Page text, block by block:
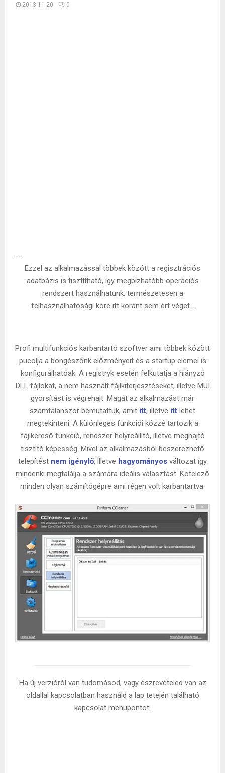
2013-11-20 0
--
Ezzel az alkalmazással többek között a regisztrációs
adatbázis is tisztítható, így megbízhatóbb operációs
rendszert használhatunk, természetesen a
felhasználhatósági köre itt koránt sem ért véget…
Profi multifunkciós karbantartó szoftver ami többek között
pucolja a böngészőnk előzményeit és a startup elemei is
konfigurálhatóak. A registryk esetén felkutatja a hiányzó
DLL fájlokat, a nem használt fájlkiterjesztéseket, illetve MUI
gyorsítást is végrehajt. Magát az alkalmazást már
számtalanszor bemutattuk, amit itt, illetve itt lehet
megtekinteni. A különleges funkciói közzé tartozik a
fájlkereső funkció, rendszer helyreállító, illetve meghajtó
tisztító képesség. Mivel az alkalmazásból beszerezhető
telepítést nem igénylő, illetve hagyományos változat így
mindenki megtalálja a számára ideális választást. Kötelező
minden olyan számítógépre ami régen volt karbantartva.
Ha új verzióról van tudomásod, vagy észrevételed van az
oldallal kapcsolatban használd a lap tetején található
kapcsolat menüpontot.